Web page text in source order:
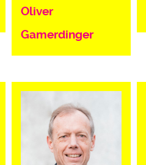
Oliver
Gamerdinger